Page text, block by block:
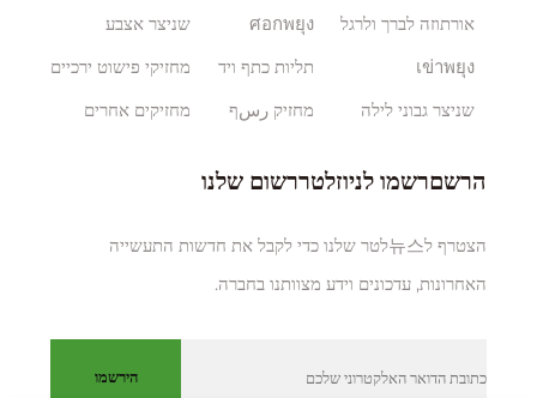
אורתוזה לברך ולרגל
เข่าพยุง
שניצר גבוני לילה
ศอกพยุง
תליות כתף ויד
מחזיק رسף
שניצר אצבע
מחזיקי פישוט ירכיים
מחזיקים אחרים
הרשםרשמו לניוזלטררשום שלנו
הצטרף ל뉴스לטר שלנו כדי לקבל את חדשות התעשייה
האחרונות, עדכונים וידע מצוותנו בחברה.
הירשמו